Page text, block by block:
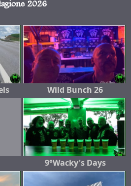
2026
Wild Bunch 26
9°Wacky's Days